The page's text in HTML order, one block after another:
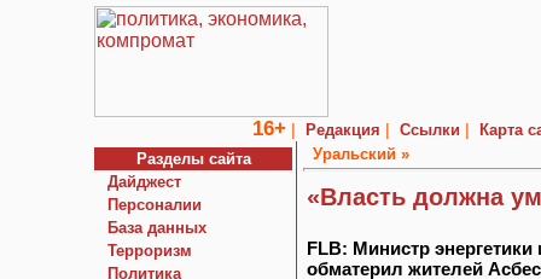
16+ | Редакция | Ссылки |
Карта
Разделы сайта
Дайджест
Персоналии
База данных
Терроризм
Политика
Уральский »
«Власть должна
FLB: Министр
обматерил жителей